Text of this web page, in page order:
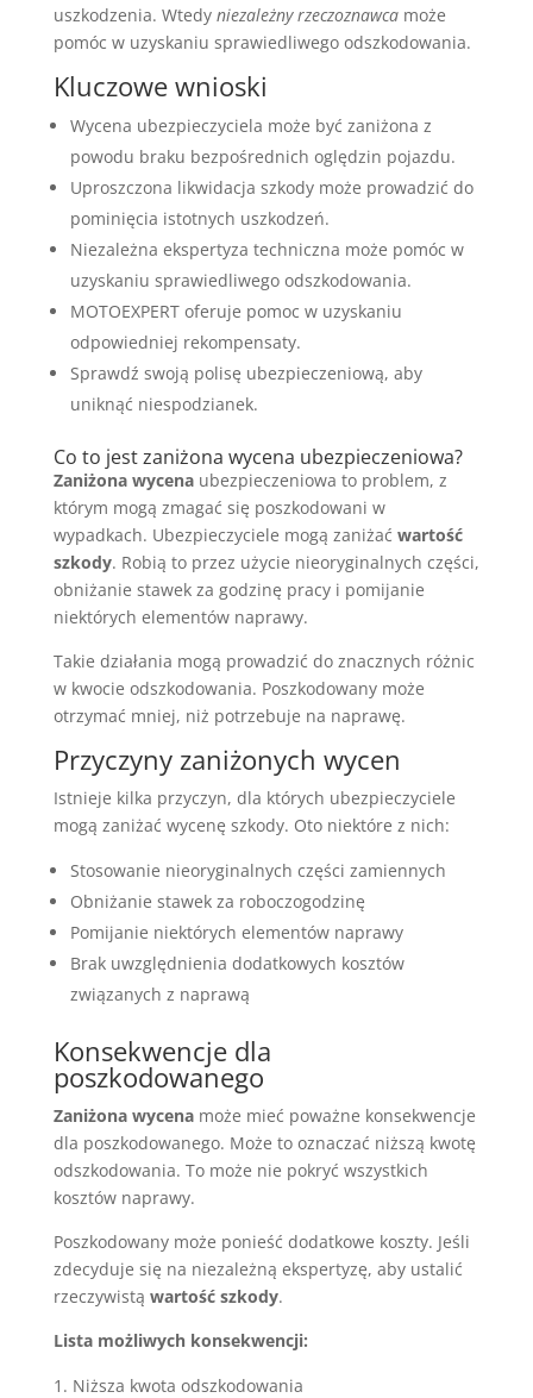
uszkodzenia. Wtedy niezależny rzeczoznawcamoże
pomóc w uzyskaniu sprawiedliwego odszkodowania.
Kluczowe wnioski
Wycena ubezpieczyciela może być zaniżona z
powodu braku bezpośrednich oględzin pojazdu.
Uproszczona likwidacja szkody może prowadzić do
pominięcia istotnych uszkodzeń.
Niezależna ekspertyza techniczna może pomóc w
uzyskaniu sprawiedliwego odszkodowania.
MOTOEXPERT oferuje pomoc w uzyskaniu
odpowiedniej rekompensaty.
Sprawdź swoją polisę ubezpieczeniową, aby
uniknąć niespodzianek.
Co to jest zaniżona wycena ubezpieczeniowa?
Zaniżona wycenaubezpieczeniowa to problem, z
którym mogą zmagać się poszkodowani w
wypadkach. Ubezpieczyciele mogą zaniżać wartość
szkody. Robią to przez użycie nieoryginalnych części,
obniżanie stawek za godzinę pracy i pomijanie
niektórych elementów naprawy.
Takie działania mogą prowadzić do znacznych różnic
w kwocie odszkodowania. Poszkodowany może
otrzymać mniej, niż potrzebuje na naprawę.
Przyczyny zaniżonych wycen
Istnieje kilka przyczyn, dla których ubezpieczyciele
mogą zaniżać wycenę szkody. Oto niektóre z nich:
Stosowanie nieoryginalnych części zamiennych
Obniżanie stawek za roboczogodzinę
Pomijanie niektórych elementów naprawy
Brak uwzględnienia dodatkowych kosztów
związanych z naprawą
Konsekwencje dla
poszkodowanego
Zaniżona wycenamoże mieć poważne konsekwencje
dla poszkodowanego. Może to oznaczać niższą kwotę
odszkodowania. To może nie pokryć wszystkich
kosztów naprawy.
Poszkodowany może ponieść dodatkowe koszty. Jeśli
zdecyduje się na niezależną ekspertyzę, aby ustalić
rzeczywistą wartość szkody.
Lista możliwych konsekwencji:
Niższa kwota odszkodowania